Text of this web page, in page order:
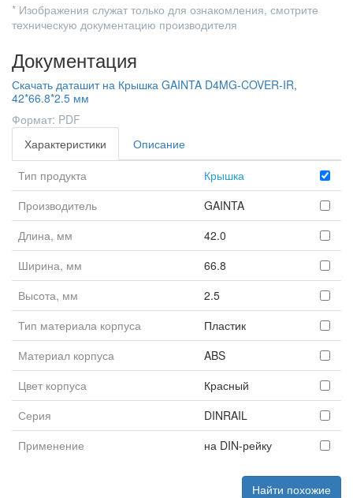
* Изображения служат только для ознакомления, смотрите
техническую документацию производителя
Документация
Скачать даташит на Крышка GAINTA D4MG-COVER-IR,
42*66.8*2.5 мм
Формат: PDF
Характеристики
Описание
Тип продукта
Крышка
Производитель
GAINTA
Длина, мм
42.0
Ширина, мм
66.8
Высота, мм
2.5
Тип материала корпуса
Пластик
Материал корпуса
ABS
Цвет корпуса
Красный
Серия
DINRAIL
Применение
на DIN-рейку
Найти похожие